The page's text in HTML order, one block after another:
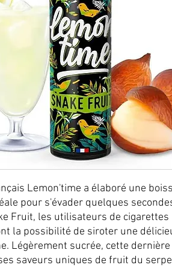
Lemon'time a élaboré une
pour s'évader quelques
Fruit, les utilisateurs de cigarettes
la possibilité de siroter une
Légèrement sucrée, cette dernière
saveurs uniques de fruit du